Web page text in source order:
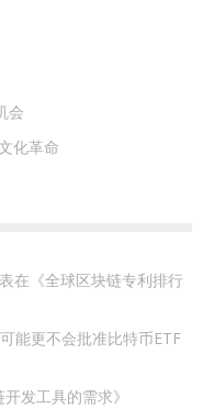
会
化革命
在《全球区块链专利排行
能更不会批准比特币ETF
开发工具的需求》